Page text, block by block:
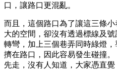
口，讓路口更混亂。
而且，這個路口為了讓這三條
大的空間，卻沒有透過標線及
轉彎，加上三個巷弄同時綠燈
擠在路口，因此容易發生碰撞
先走，沒有人知道，大家憑直